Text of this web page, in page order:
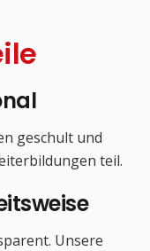
geschult und
teil.
Unsere